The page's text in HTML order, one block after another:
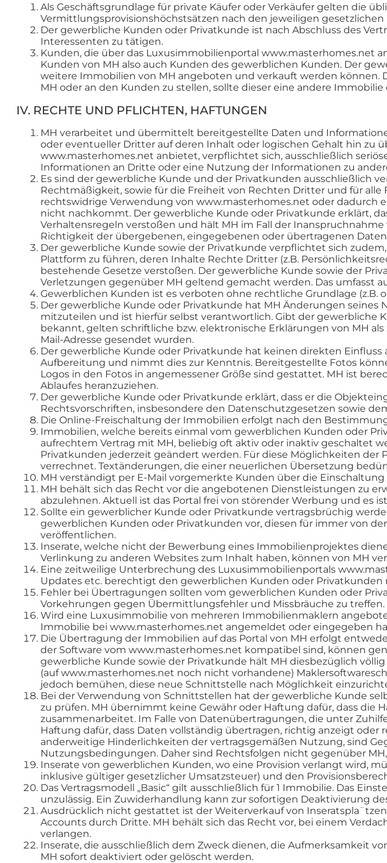
Als Geschäftsgrundlage für private Käufer oder Verkäufer gelten die
Vermittlungsprovisionshöchstsätzen nach den jeweiligen
Der gewerbliche Kunden oder Privatkunde ist nach Abschluss des
Interessenten zu tätigen.
Kunden, die über das Luxusimmobilienportal www.masterhomes.net
Kunden von MH also auch Kunden des gewerblichen Kunden. Der
weitere Immobilien von MH angeboten und verkauft werden können.
MH oder an den Kunden zu stellen, sollte dieser eine andere
IV. RECHTE UND PFLICHTEN, HAFTUNGEN
MH verarbeitet und übermittelt bereitgestellte Daten und
oder eventueller Dritter auf deren Inhalt oder logischen Gehalt hin zu
www.masterhomes.net anbietet, verpflichtet sich, ausschließlich
Informationen an Dritte oder eine Nutzung der Informationen zu
Es sind der gewerbliche Kunde und der Privatkunden ausschließlich
Rechtmäßigkeit, sowie für die Freiheit von Rechten Dritter und für
rechtswidrige Verwendung von www.masterhomes.net oder
nicht nachkommt. Der gewerbliche Kunde oder Privatkunde erklärt,
Verhaltensregeln verstoßen und hält MH im Fall der
Richtigkeit der übergebenen, eingegebenen oder übertragenen
Der gewerbliche Kunde sowie der Privatkunde verpflichtet sich
Plattform zu führen, deren Inhalte Rechte Dritter (z.B.
bestehende Gesetze verstoßen. Der gewerbliche Kunde sowie der
Verletzungen gegenüber MH geltend gemacht werden. Das umfasst
Gewerblichen Kunden ist es verboten ohne rechtliche Grundlage (z.B.
Der gewerbliche Kunde oder Privatkunde hat MH Änderungen seines
mitzuteilen und ist hierfür selbst verantwortlich. Gibt der gewerbliche
bekannt, gelten schriftliche bzw. elektronische Erklärungen von MH
Mail-Adresse gesendet wurden.
Der gewerbliche Kunde oder Privatkunde hat keinen direkten
Aufbereitung und nimmt dies zur Kenntnis. Bereitgestellte Fotos
Logos in den Fotos in angemessener Größe sind gestattet. MH ist
Ablaufes heranzuziehen.
Der gewerbliche Kunde oder Privatkunde erklärt, dass er die
Rechtsvorschriften, insbesondere den Datenschutzgesetzen sowie
Die Online-Freischaltung der Immobilien erfolgt nach den
Immobilien, welche bereits einmal vom gewerblichen Kunden oder
aufrechtem Vertrag mit MH, beliebig oft aktiv oder inaktiv geschaltet
Privatkunden jederzeit geändert werden. Für diese Möglichkeiten
verrechnet. Textänderungen, die einer neuerlichen Übersetzung
MH verständigt per E-Mail vorgemerkte Kunden über die
MH behält sich das Recht vor die angebotenen Dienstleistungen zu
abzulehnen. Aktuell ist das Portal frei von störender Werbung und es
Sollte ein gewerblicher Kunde oder Privatkunde vertragsbrüchig
gewerblichen Kunden oder Privatkunden vor, diesen für immer von
veröffentlichen.
Inserate, welche nicht der Bewerbung eines Immobilienprojektes
Verlinkung zu anderen Websites zum Inhalt haben, können von MH
Eine zeitweilige Unterbrechung des Luxusimmobilienportals
Updates etc. berechtigt den gewerblichen Kunden oder
Fehler bei Übertragungen sollten vom gewerblichen Kunden oder
Vorkehrungen gegen Übermittlungsfehler und Missbräuche zu treffen.
Wird eine Luxusimmobilie von mehreren Immobilienmaklern
Immobilie bei www.masterhomes.net angemeldet oder eingegeben
Die Übertragung der Immobilien auf das Portal von MH erfolgt
der Software vom www.masterhomes.net kompatibel sind, können
gewerbliche Kunde sowie der Privatkunde hält MH diesbezüglich
(auf www.masterhomes.net noch nicht vorhandene)
jedoch bemühen, diese neue Schnittstelle nach Möglichkeit
Bei der Verwendung von Schnittstellen hat der gewerbliche Kunde
zu prüfen. MH übernimmt keine Gewähr oder Haftung dafür, dass die
zusammenarbeitet. Im Falle von Datenübertragungen, die unter
Haftung dafür, dass Daten vollständig übertragen, richtig anzeigt
anderweitige Hinderlichkeiten der vertragsgemäßen Nutzung, sind
Nutzungsbedingungen. Daher sind Rechtsfolgen nicht gegenüber
Inserate von gewerblichen Kunden, wo eine Provision verlangt wird,
inklusive gültiger gesetzlicher Umsatzsteuer) und den
Das Vertragsmodell „Basic“ gilt ausschließlich für 1 Immobilie. Das
unzulässig. Ein Zuwiderhandlung kann zur sofortigen Deaktivierung
Ausdrücklich nicht gestattet ist der Weiterverkauf von
Accounts durch Dritte. MH behält sich das Recht vor, bei einem
verlangen.
Inserate, die ausschließlich dem Zweck dienen, die Aufmerksamkeit
MH sofort deaktiviert oder gelöscht werden.